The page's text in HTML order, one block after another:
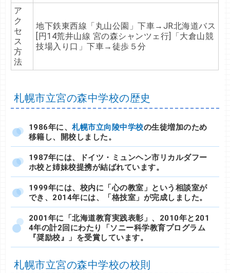
ア
ク
セ
ス
方
法
地下鉄東西線「丸山公園」下車→JR北海道バス
[円14荒井山線 宮の森シャンツェ行]「大倉山競
技場入り口」下車→徒歩５分
札幌市立宮の森中学校の歴史
1986年に、札幌市立向陵中学校の生徒増加のため
移籍し、開校しました。
1987年には、ドイツ・ミュンヘン市リカルダフー
ホ校と姉妹校提携が結ばれています。
1999年には、校内に「心の教室」という相談室が
でき、2014年には、「格技室」が完成しました。
2001年に「北海道教育実践表彰」、2010年と201
4年の計2回にわたり「ソニー科学教育プログラム
『奨励校』」を受賞しています。
札幌市立宮の森中学校の校則